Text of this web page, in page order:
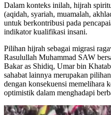
Dalam konteks inilah, hijrah
(aqidah, syariah, muamalah,
untuk berkontribusi pada
indikator kualifikasi insani.
Pilihan hijrah sebagai migrasi
Rasulullah Muhammad SAW
Bakar as Shidiq, Umar bin
sahabat lainnya merupakan
dengan konsekuensi memelihara
optimistik dalam menghadapi